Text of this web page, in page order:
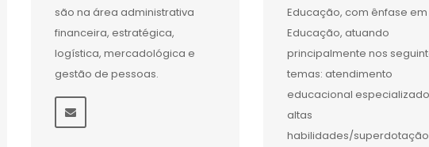
são na área administrativa
financeira, estratégica,
logística, mercadológica e
gestão de pessoas.
Educação, com ênfase em
Educação, atuando
principalmente nos
temas: atendimento
educacional
altas
habilidades/